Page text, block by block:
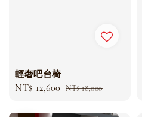
輕奢吧台椅
Sale
NT$ 12,600 Regular
NT$ 18,000